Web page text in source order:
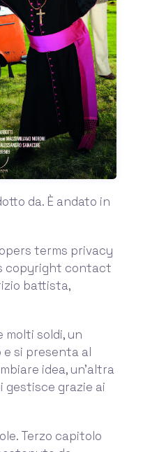
da. È andato in
terms privacy
copyright contact
battista,
molti soldi, un
e si presenta al
idea, un’altra
gestisce grazie ai
Terzo capitolo